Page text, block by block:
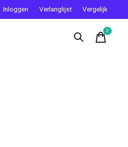
Inloggen Verlanglijst Vergelijk
0items